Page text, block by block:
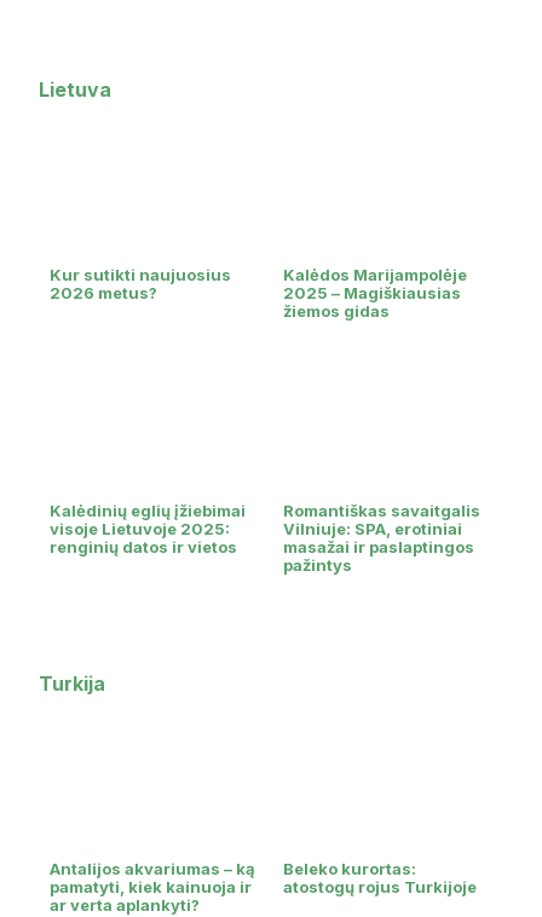
Lietuva
Kur sutikti naujuosius
2026 metus?
Kalėdos Marijampolėje
2025 – Magiškiausias
žiemos gidas
Kalėdinių eglių įžiebimai
visoje Lietuvoje 2025:
renginių datos ir vietos
Romantiškas savaitgalis
Vilniuje: SPA, erotiniai
masažai ir paslaptingos
pažintys
Turkija
Antalijos akvariumas – ką
pamatyti, kiek kainuoja ir
ar verta aplankyti?
Beleko kurortas:
atostogų rojus Turkijoje